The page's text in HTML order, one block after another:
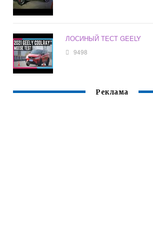
ЛОСИНЫЙ ТЕСТ GEELY
9498
Реклама